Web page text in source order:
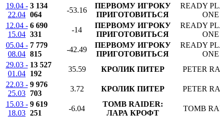
19.04 -
22.04
3 134
064
-53.16
ПЕРВОМУ ИГРОКУ
ПРИГОТОВИТЬСЯ
READY
ONE
12.04 -
15.04
6 690
331
-14
ПЕРВОМУ ИГРОКУ
ПРИГОТОВИТЬСЯ
READY
ONE
05.04 -
08.04
7 779
815
-42.49
ПЕРВОМУ ИГРОКУ
ПРИГОТОВИТЬСЯ
READY
ONE
29.03 -
01.04
13 527
192
35.59 КРОЛИК ПИТЕР
PETER
22.03 -
25.03
9 976
703
3.72 КРОЛИК ПИТЕР
PETER
15.03 -
18.03
9 619
251
-6.04
TOMB RAIDER:
ЛАРА КРОФТ
TOMB